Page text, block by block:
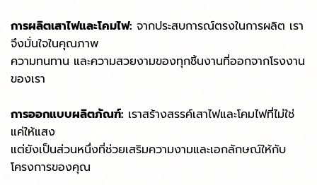
การผลิตเสาไฟและโคมไฟ: จากประสบการณ์ตรงในการผลิต เรา
จึงมั่นใจในคุณภาพ
ความทนทาน และความสวยงามของทุกชิ้นงานที่ออกจากโรงงาน
ของเรา
การออกแบบผลิตภัณฑ์: เราสร้างสรรค์เสาไฟและโคมไฟที่ไม่ใช่
แค่ให้แสง
แต่ยังเป็นส่วนหนึ่งที่ช่วยเสริมความงามและเอกลักษณ์ให้กับ
โครงการของคุณ